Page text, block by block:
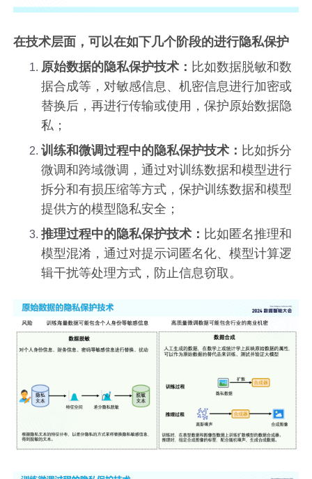
在技术层面，可以在如下几个阶段的进行隐私保护
原始数据的隐私保护技术： 比如数据脱敏和数
据合成等，对敏感信息、机密信息进行加密或
替换后，再进行传输或使用，保护原始数据隐
私；
训练和微调过程中的隐私保护技术： 比如拆分
微调和跨域微调，通过对训练数据和模型进行
拆分和有损压缩等方式，保护训练数据和模型
提供方的模型隐私安全；
推理过程中的隐私保护技术： 比如匿名推理和
模型混淆，通过对提示词匿名化、模型计算逻
辑干扰等处理方式，防止信息窃取。